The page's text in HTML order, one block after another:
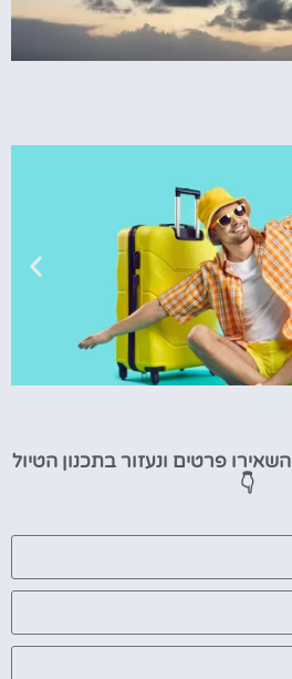
השאירו פרטים ונעזור בתכנון הטיול
👇